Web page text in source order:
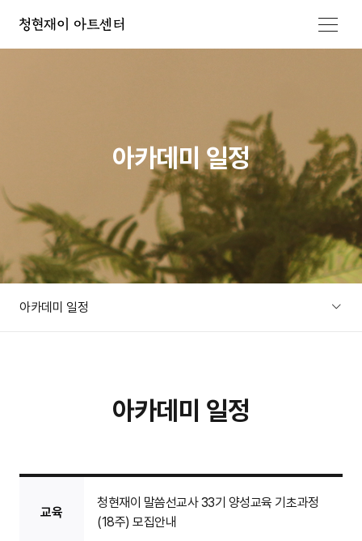
메뉴 열기
아카데미 일정
아카데미 일정
아카데미 일정
교육
청현재이 말씀선교사 33기 양성교육 기초과정
(18주) 모집안내